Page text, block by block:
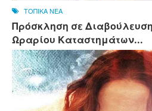
ΤΟΠΙΚΑ ΝΕΑ
Πρόσκληση σε
Ωραρίου Καταστημάτων...